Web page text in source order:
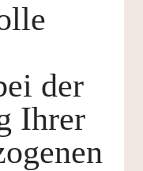
der
Ihrer